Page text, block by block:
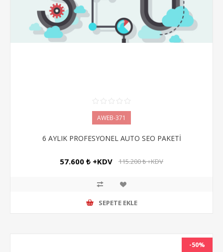
AWEB-371
6 AYLIK PROFESYONEL AUTO SEO PAKETİ
57.600 ₺ +KDV 115.200 ₺ +KDV
SEPETE EKLE
-50%